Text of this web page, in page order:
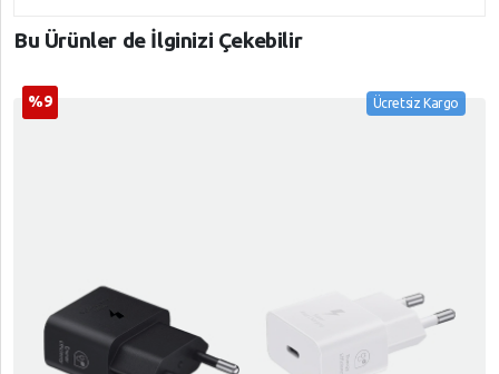
Bu Ürünler de İlginizi Çekebilir
Ücretsiz Kargo
%9